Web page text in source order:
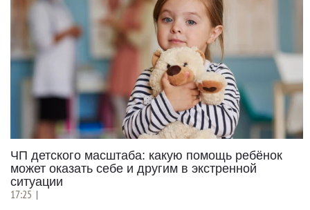
ЧП детского масштаба: какую помощь ребёнок
может оказать себе и другим в экстренной
ситуации
17:25 |